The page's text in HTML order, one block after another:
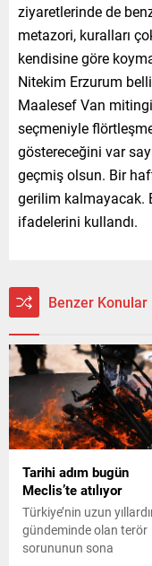
ziyaretlerinde de
metazori, kuralları
kendisine göre
Nitekim Erzurum
Maalesef Van
seçmeniyle
göstereceğini var
geçmiş olsun. Bir
gerilim kalmayacak.
ifadelerini kullandı.
Benzer Konular
Tarihi adım bugün
Meclis’te atılıyor
Türkiye’nin uzun
gündeminde olan terör
sorununun sona